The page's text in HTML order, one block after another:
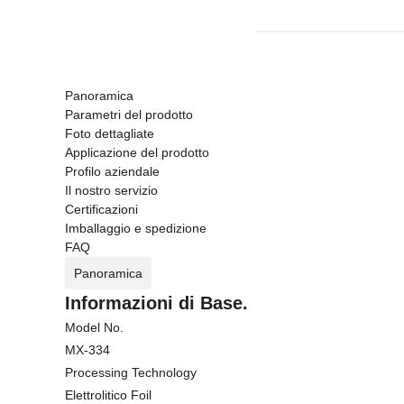
Panoramica
Parametri del prodotto
Foto dettagliate
Applicazione del prodotto
Profilo aziendale
Il nostro servizio
Certificazioni
Imballaggio e spedizione
FAQ
Panoramica
Informazioni di Base.
Model No.
MX-334
Processing Technology
Elettrolitico Foil